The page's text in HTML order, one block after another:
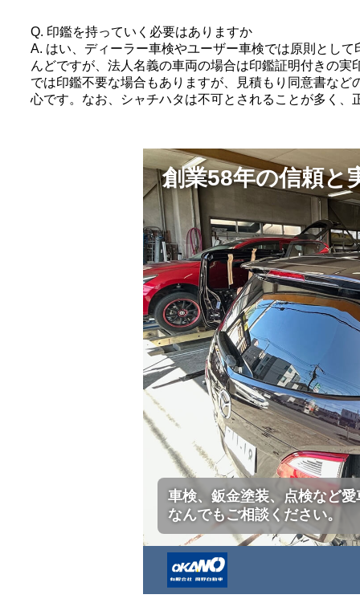
Q. 印鑑を持っていく必要はありますか
A. はい、ディーラー車検やユーザー車検では原則とし
んどですが、法人名義の車両の場合は印鑑証明付きの
では印鑑不要な場合もありますが、見積もり同意書な
心です。なお、シャチハタは不可とされることが多く、
創業58年の信頼と
車検、鈑金塗装、点検など
なんでもご相談ください。